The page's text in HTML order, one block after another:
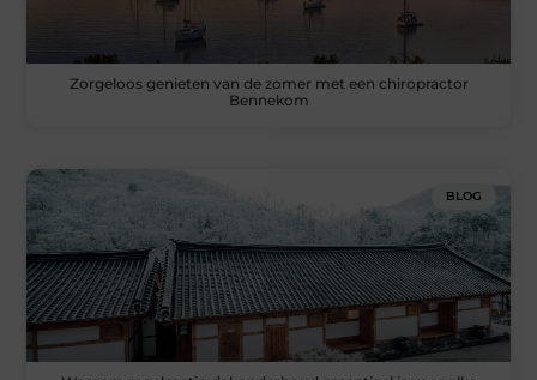
Zorgeloos genieten van de zomer met een chiropractor
Bennekom
BLOG